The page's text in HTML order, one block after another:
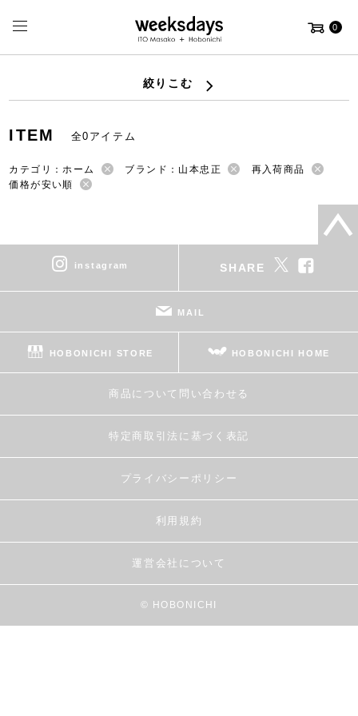
0
絞りこむ
ITEM 全0アイテム
カテゴリ：ホーム ブランド：山本忠正
再入荷商品
価格が安い順
instagram SHARE
MAIL
HOBONICHI STORE HOBONICHI HOME
商品について問い合わせる
特定商取引法に基づく表記
プライバシーポリシー
利用規約
運営会社について
© HOBONICHI